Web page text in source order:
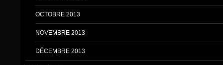
OCTOBRE 2013
NOVEMBRE 2013
DÉCEMBRE 2013